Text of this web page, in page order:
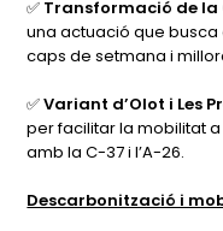
✅ Transformació de la
una actuació que
caps de setmana i
✅Variant d’Olot i Les
per facilitar la mobilitat
amb la C-37 i l’A-26.
Descarbonització i